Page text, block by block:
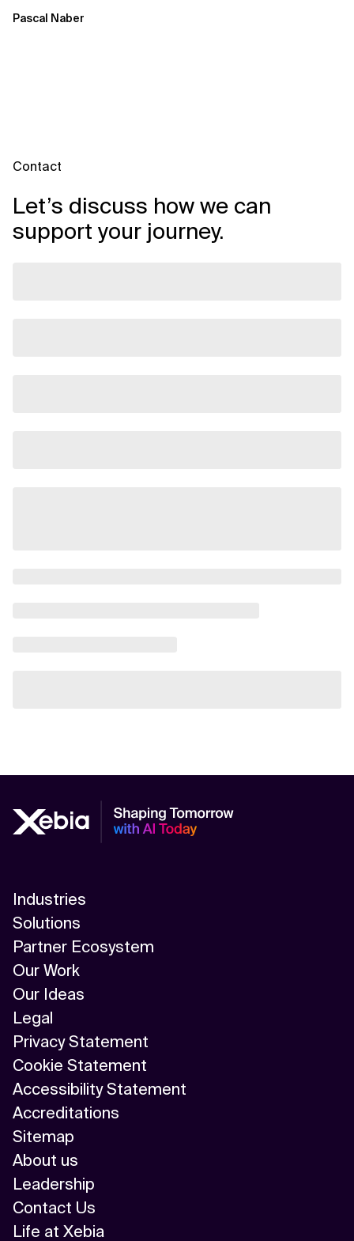
Pascal Naber
Contact
Let’s discuss how we can
support your journey.
Industries
Solutions
Partner Ecosystem
Our Work
Our Ideas
Legal
Privacy Statement
Cookie Statement
Accessibility Statement
Accreditations
Sitemap
About us
Leadership
Contact Us
Life at Xebia